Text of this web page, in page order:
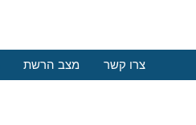
מצב הרשת צרו קשר